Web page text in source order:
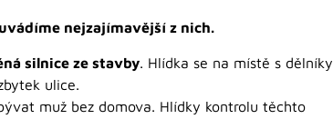
nejzajímavější z nich.
silnice ze stavby . Hlídka se na místě s dělníky
ulice.
muž bez domova. Hlídky kontrolu těchto